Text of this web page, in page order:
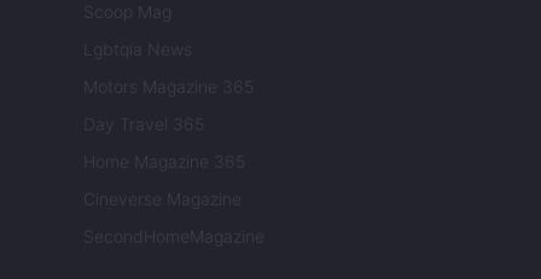
Scoop Mag
Lgbtqia News
Motors Magazine 365
Day Travel 365
Home Magazine 365
Cineverse Magazine
SecondHomeMagazine